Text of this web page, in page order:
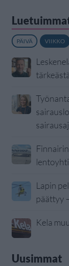
PÄIVÄ VIIKKO
Lapin
päättyy
Kela
Uusimmat